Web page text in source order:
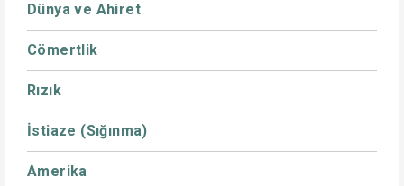
Dünya ve Ahiret
Cömertlik
Rızık
İstiaze (Sığınma)
Amerika